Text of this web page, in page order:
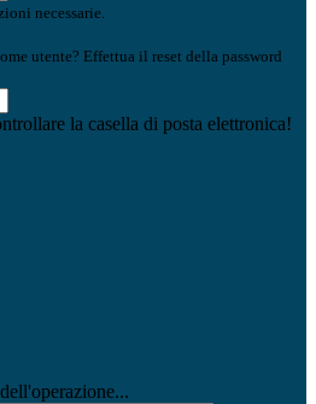
necessarie.
utente? Effettua il reset della password
la casella di posta elettronica!